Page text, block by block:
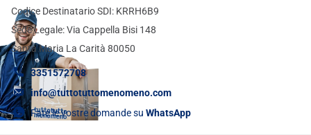
Codice Destinatario SDI: KRRH6B9
Sede Legale: Via Cappella Bisi 148
Santa Maria La Carità 80050
3351572708
info@tuttotuttomenomeno.com
Fate le vostre domande su WhatsApp